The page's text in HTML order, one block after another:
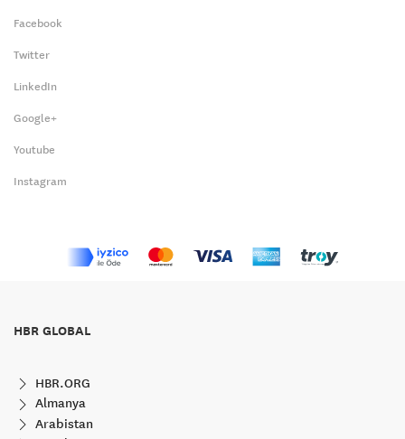
Facebook
Twitter
LinkedIn
Google+
Youtube
Instagram
HBR GLOBAL
HBR.ORG
Almanya
Arabistan